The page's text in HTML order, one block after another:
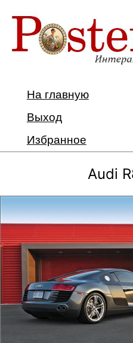
На главную
Выход
Избранное
Audi